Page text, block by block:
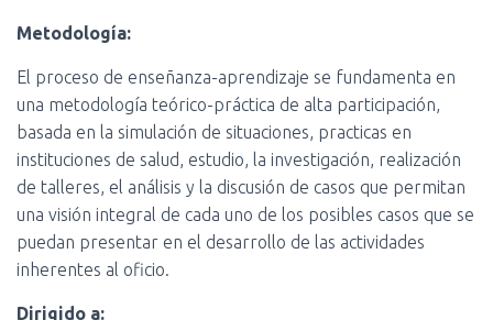
Metodología:
El proceso de enseñanza-aprendizaje se fundamenta en
una metodología teórico-práctica de alta participación,
basada en la simulación de situaciones, practicas en
instituciones de salud, estudio, la investigación, realización
de talleres, el análisis y la discusión de casos que permitan
una visión integral de cada uno de los posibles casos que se
puedan presentar en el desarrollo de las actividades
inherentes al oficio.
Dirigido a: